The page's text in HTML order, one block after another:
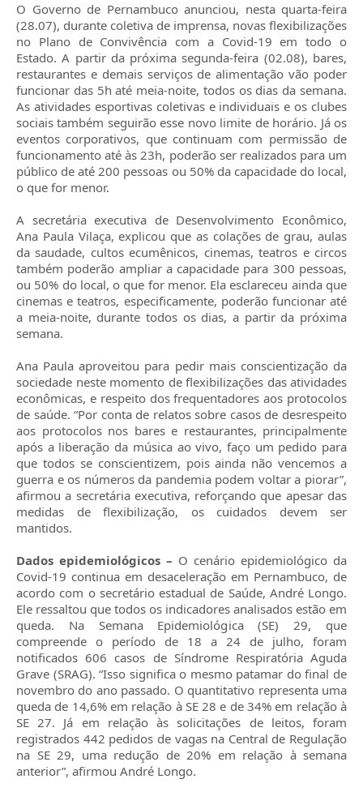
O Governo de Pernambuco anunciou, nesta quarta-feira
(28.07), durante coletiva de imprensa, novas flexibilizações
no Plano de Convivência com a Covid-19 em todo o
Estado. A partir da próxima segunda-feira (02.08), bares,
restaurantes e demais serviços de alimentação vão poder
funcionar das 5h até meia-noite, todos os dias da semana.
As atividades esportivas coletivas e individuais e os clubes
sociais também seguirão esse novo limite de horário. Já os
eventos corporativos, que continuam com permissão de
funcionamento até às 23h, poderão ser realizados para um
público de até 200 pessoas ou 50% da capacidade do local,
o que for menor.
A secretária executiva de Desenvolvimento Econômico,
Ana Paula Vilaça, explicou que as colações de grau, aulas
da saudade, cultos ecumênicos, cinemas, teatros e circos
também poderão ampliar a capacidade para 300 pessoas,
ou 50% do local, o que for menor. Ela esclareceu ainda que
cinemas e teatros, especificamente, poderão funcionar até
a meia-noite, durante todos os dias, a partir da próxima
semana.
Ana Paula aproveitou para pedir mais conscientização da
sociedade neste momento de flexibilizações das atividades
econômicas, e respeito dos frequentadores aos protocolos
de saúde. “Por conta de relatos sobre casos de desrespeito
aos protocolos nos bares e restaurantes, principalmente
após a liberação da música ao vivo, faço um pedido para
que todos se conscientizem, pois ainda não vencemos a
guerra e os números da pandemia podem voltar a piorar”,
afirmou a secretária executiva, reforçando que apesar das
medidas de flexibilização, os cuidados devem ser
mantidos.
Dados epidemiológicos – O cenário epidemiológico da
Covid-19 continua em desaceleração em Pernambuco, de
acordo com o secretário estadual de Saúde, André Longo.
Ele ressaltou que todos os indicadores analisados estão em
queda. Na Semana Epidemiológica (SE) 29, que
compreende o período de 18 a 24 de julho, foram
notificados 606 casos de Síndrome Respiratória Aguda
Grave (SRAG). “Isso significa o mesmo patamar do final de
novembro do ano passado. O quantitativo representa uma
queda de 14,6% em relação à SE 28 e de 34% em relação à
SE 27. Já em relação às solicitações de leitos, foram
registrados 442 pedidos de vagas na Central de Regulação
na SE 29, uma redução de 20% em relação à semana
anterior”, afirmou André Longo.